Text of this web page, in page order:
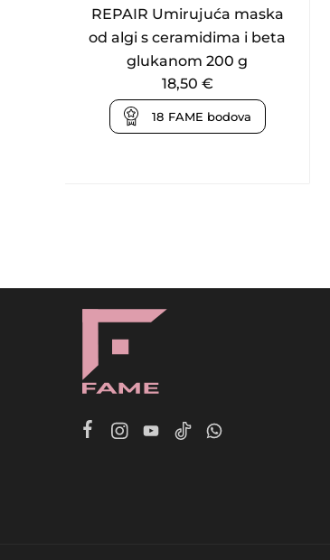
REPAIR Umirujuća maska
od algi s ceramidima i beta
glukanom 200 g
18,50 €
18 FAME bodova